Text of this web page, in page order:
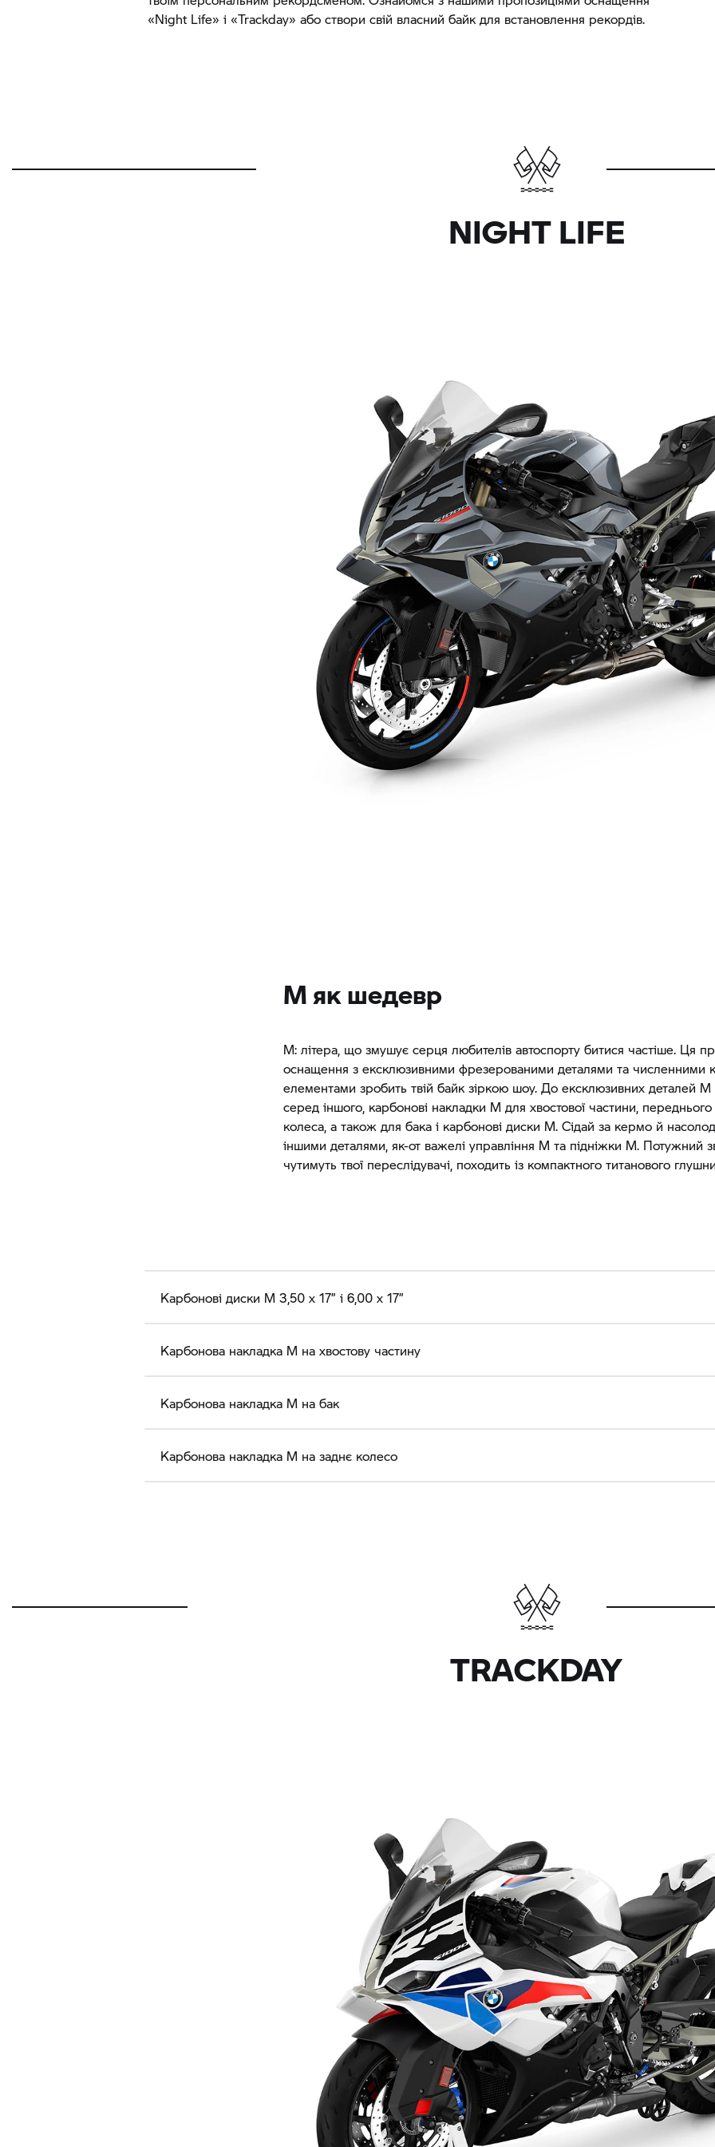
«Night Life» і «Trackday» або створи свій власний байк для встановлення рекордів.
NIGHT LIFE
M як шедевр
M: літера, що змушує серця любителів автоспорту битися частіше. Ця
оснащення з ексклюзивними фрезерованими деталями та численними
елементами зробить твій байк зіркою шоу. До ексклюзивних деталей
серед іншого, карбонові накладки M для хвостової частини, переднього
колеса, а також для бака і карбонові диски M. Сідай за кермо й
іншими деталями, як-от важелі управління M та підніжки M. Потужний
чутимуть твої переслідувачі, походить із компактного титанового
Карбонові диски M 3,50 x 17” і 6,00 x 17”
Карбонова накладка M на хвостову частину
Карбонова накладка M на бак
Карбонова накладка M на заднє колесо
TRACKDAY